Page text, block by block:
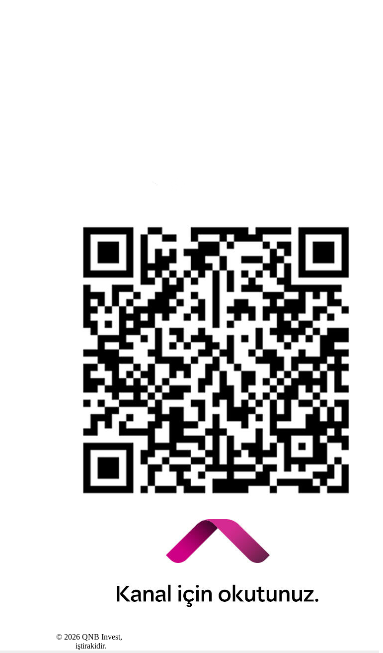
© 2026 QNB Invest,
iştirakidir.